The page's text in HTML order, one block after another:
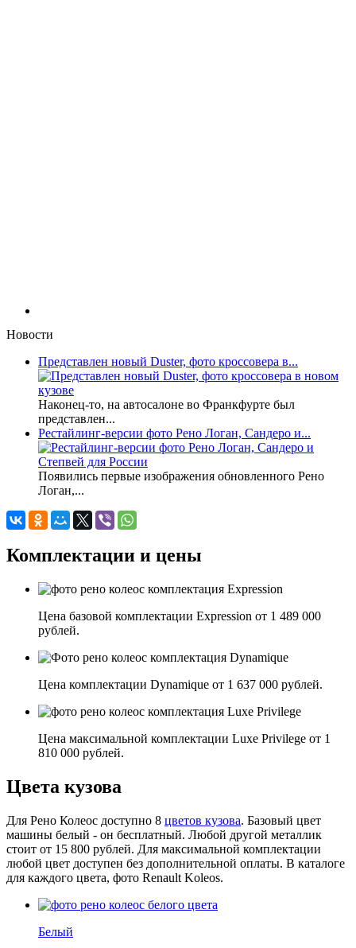
Новости
Представлен новый Duster, фото кроссовера в...
Наконец-то, на автосалоне во Франкфурте был
представлен...
Рестайлинг-версии фото Рено Логан, Сандеро и...
Появились первые изображения обновленного Рено
Логан,...
Комплектации и цены
Цена базовой комплектации Expression от 1 489 000
рублей.
Цена комплектации Dynamique от 1 637 000 рублей.
Цена максимальной комплектации Luxe Privilege от 1
810 000 рублей.
Цвета кузова
Для Рено Колеос доступно 8 цветов кузова. Базовый цвет
машины белый - он бесплатный. Любой другой металлик
стоит от 15 800 рублей. Для максимальной комплектации
любой цвет доступен без дополнительной оплаты. В каталоге
для каждого цвета, фото Renault Koleos.
Белый